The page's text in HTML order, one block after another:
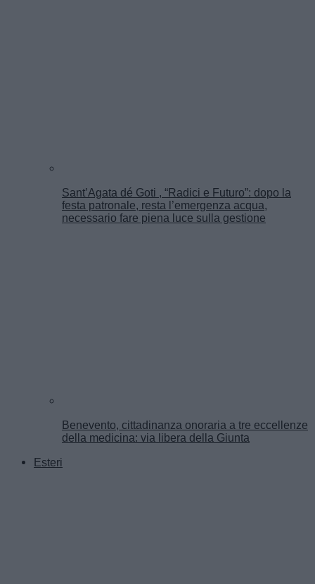
Sant’Agata dé Goti , “Radici e Futuro”: dopo la
festa patronale, resta l’emergenza acqua,
necessario fare piena luce sulla gestione
Benevento, cittadinanza onoraria a tre eccellenze
della medicina: via libera della Giunta
Esteri